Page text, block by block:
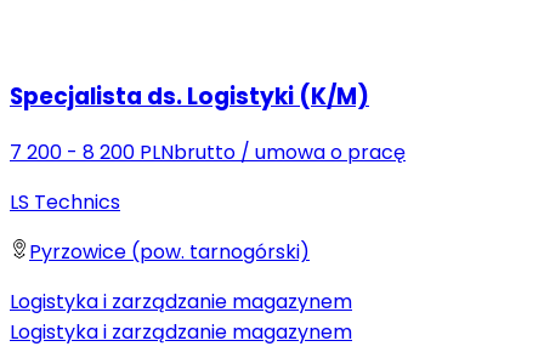
Specjalista ds. Logistyki (K/M)
7 200 - 8 200 PLNbrutto / umowa o pracę
LS Technics
Pyrzowice (pow. tarnogórski)
Logistyka i zarządzanie magazynem
Logistyka i zarządzanie magazynem